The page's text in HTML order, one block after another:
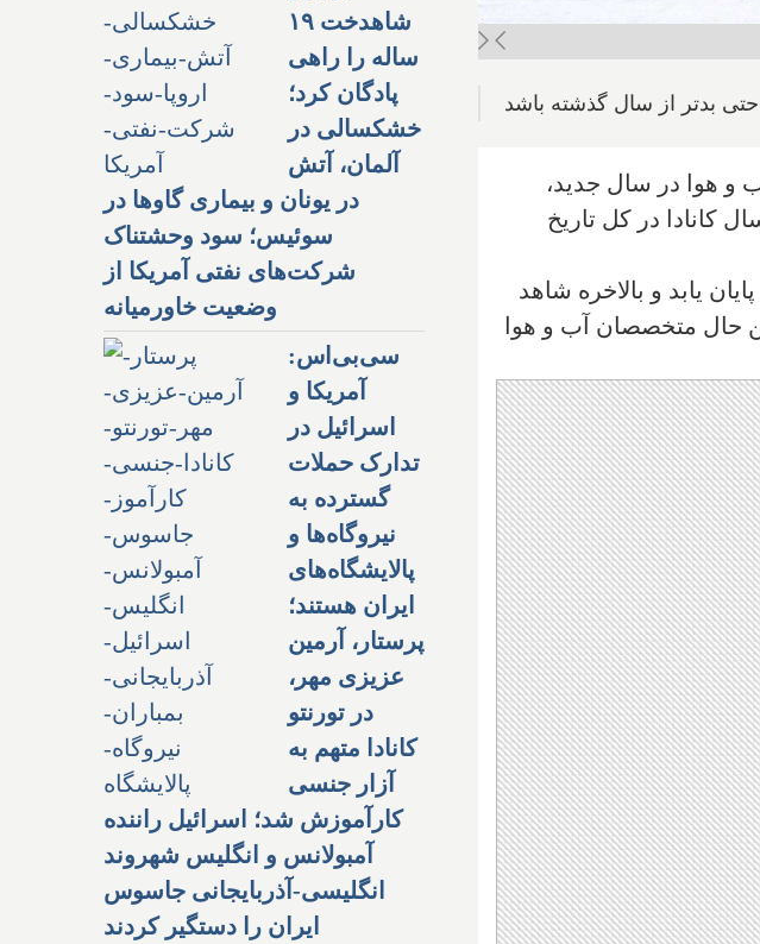
بدتر از سال گذشته باشد
و هوا در سال جدید،
گرم‌ترین سال کانادا در کل تاریخ
یابد و بالاخره شاهد
حال متخصصان آب و هوا
شاهدخت ۱۹
ساله را راهی
پادگان کرد؛
خشکسالی در
آلمان، آتش
در یونان و بیماری گاوها در
سوئیس؛ سود وحشتناک
شرکت‌های نفتی آمریکا از
وضعیت خاورمیانه
سی‌بی‌اس:
آمریکا و
اسرائیل در
تدارک حملات
گسترده به
نیروگاه‌ها و
پالایشگاه‌های
ایران هستند؛
پرستار، آرمین
عزیزی مهر،
در تورنتو
کانادا متهم به
آزار جنسی
کارآموزش شد؛ اسرائیل راننده
آمبولانس و انگلیس شهروند
انگلیسی-آذربایجانی جاسوس
ایران را دستگیر کردند